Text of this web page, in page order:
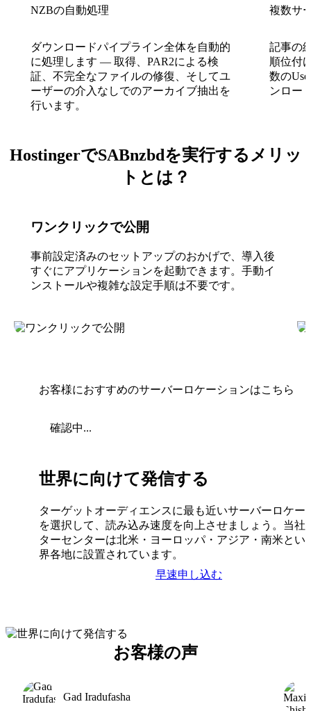
NZBの自動処理
ダウンロードパイプライン全体を自動的
に処理します — 取得、PAR2による検
証、不完全なファイルの修復、そしてユ
ーザーの介入なしでのアーカイブ抽出を
行います。
複数サ
記事の
順位付
数の
ンロー
HostingerでSABnzbdを実行するメリッ
トとは？
ワンクリックで公開
事前設定済みのセットアップのおかげで、導入後
すぐにアプリケーションを起動できます。手動イ
ンストールや複雑な設定手順は不要です。
お客様におすすめのサーバーロケーションはこちら
確認中...
世界に向けて発信する
ターゲットオーディエンスに最も近いサーバーロケー
を選択して、読み込み速度を向上させましょう。当社
ターセンターは北米・ヨーロッパ・アジア・南米とい
界各地に設置されています。
早速申し込む
お客様の声
Gad Iradufasha